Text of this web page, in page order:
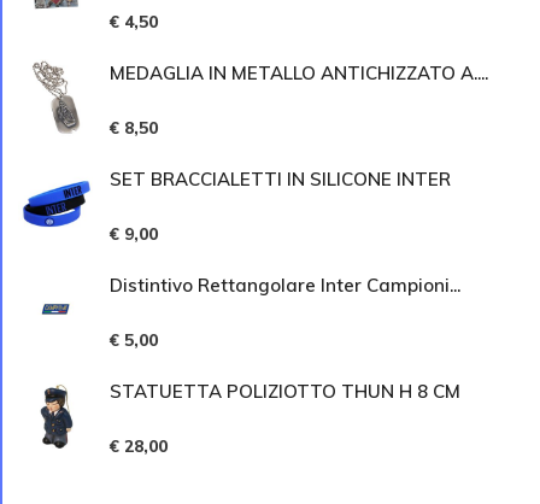
€ 4,50
MEDAGLIA IN METALLO ANTICHIZZATO A....
€ 8,50
SET BRACCIALETTI IN SILICONE INTER
€ 9,00
Distintivo Rettangolare Inter Campioni...
€ 5,00
STATUETTA POLIZIOTTO THUN H 8 CM
€ 28,00